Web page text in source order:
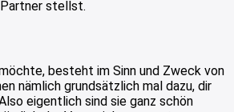
stellst.
besteht im Sinn und Zweck von
nämlich grundsätzlich mal dazu, dir
eigentlich sind sie ganz schön